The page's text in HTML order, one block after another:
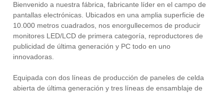
Bienvenido a nuestra fábrica, fabricante líder en el campo de
pantallas electrónicas. Ubicados en una amplia superficie de
10.000 metros cuadrados, nos enorgullecemos de producir
monitores LED/LCD de primera categoría, reproductores de
publicidad de última generación y PC todo en uno
innovadoras.
Equipada con dos líneas de producción de paneles de celda
abierta de última generación y tres líneas de ensamblaje de